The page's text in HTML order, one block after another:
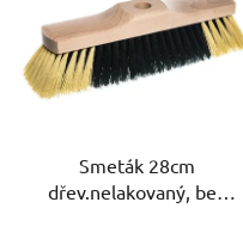
Smeták 28cm
dřev.nelakovaný, bez